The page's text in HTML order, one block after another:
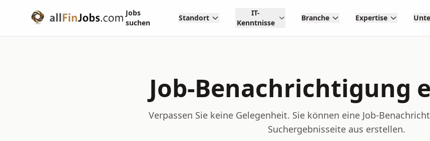
Jobs
suchen
Standort
IT-
Kenntnisse
Branche Expertise
Job-Benachrichtigung
Verpassen Sie keine Gelegenheit. Sie können eine Job-
Suchergebnisseite aus erstellen.